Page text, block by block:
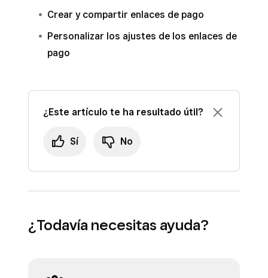
Crear y compartir enlaces de pago
Personalizar los ajustes de los enlaces de
pago
¿Este artículo te ha resultado útil?
Sí No
¿Todavía necesitas ayuda?